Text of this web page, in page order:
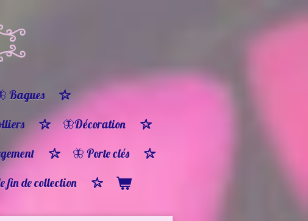
Bagues
🦋Décoration
🦋 Porte clés
fin de collection